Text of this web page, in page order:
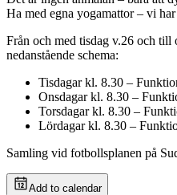
Ha med egna yogamattor – vi
Från och med tisdag v.26 och till
nedanstående schema:
Tisdagar kl. 8.30 –
Onsdagar kl. 8.30 –
Torsdagar kl. 8.30 –
Lördagar kl. 8.30 –
Samling vid fotbollsplanen på
Add to calendar